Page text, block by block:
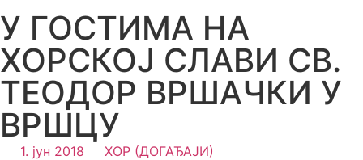
У ГОСТИМА НА
ХОРСКОЈ СЛАВИ СВ.
ТЕОДОР ВРШАЧКИ У
ВРШЦУ
1. јун 2018 ХОР (ДОГАЂАЈИ)